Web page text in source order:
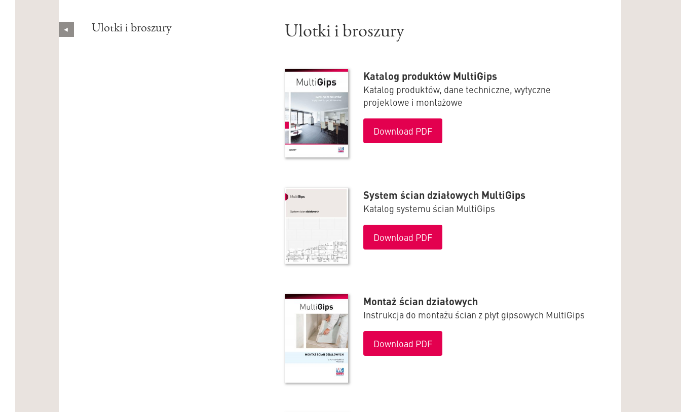
Ulotki i broszury Ulotki i broszury
Katalog produktów MultiGips
Katalog produktów, dane techniczne, wytyczne
projektowe i montażowe
Download PDF
System ścian działowych MultiGips
Katalog systemu ścian MultiGips
Download PDF
Montaż ścian działowych
Instrukcja do montażu ścian z płyt gipsowych MultiGips
Download PDF